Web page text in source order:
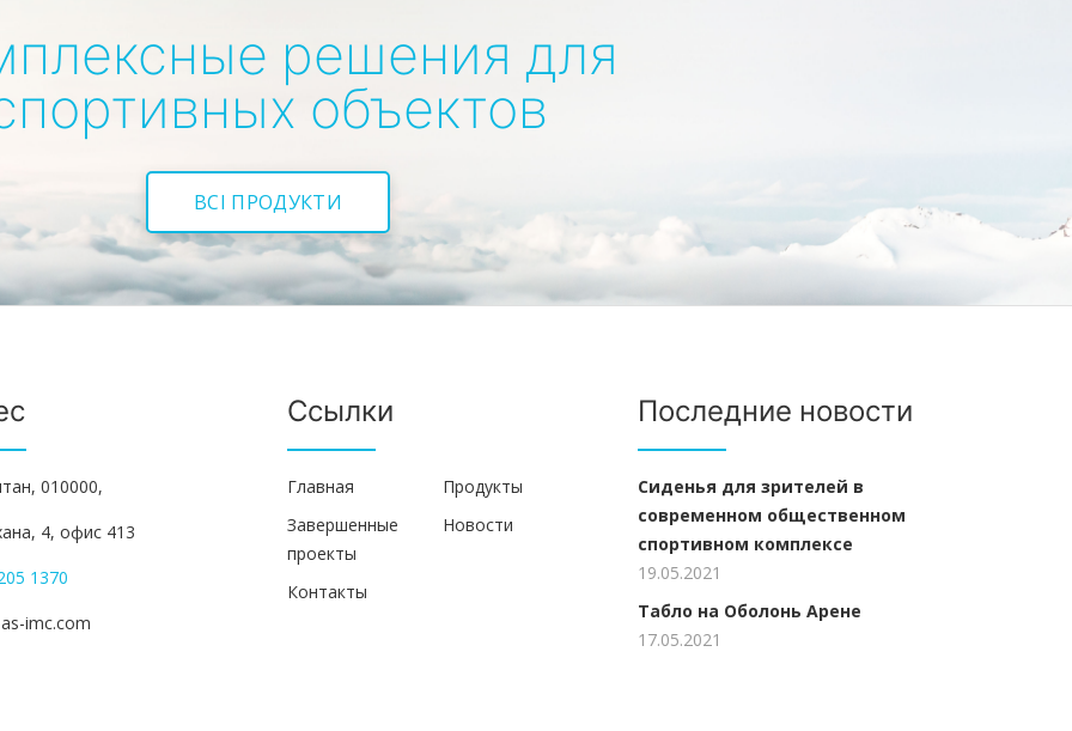
решения для
объектов
ВСІ ПРОДУКТИ
010000,
4, офис 413
1370
imc.com
Ссылки
Главная
Продукты
Завершенные
проекты
Новости
Контакты
Последние новости
Сиденья для зрителей в
современном общественном
спортивном комплексе
19.05.2021
Табло на Оболонь Арене
17.05.2021